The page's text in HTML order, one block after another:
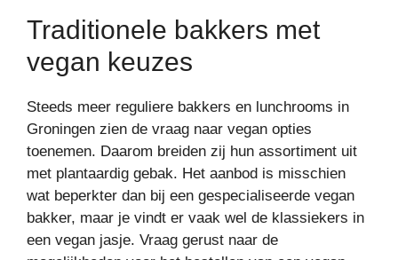
Traditionele bakkers met
vegan keuzes
Steeds meer reguliere bakkers en lunchrooms in
Groningen zien de vraag naar vegan opties
toenemen. Daarom breiden zij hun assortiment uit
met plantaardig gebak. Het aanbod is misschien
wat beperkter dan bij een gespecialiseerde vegan
bakker, maar je vindt er vaak wel de klassiekers in
een vegan jasje. Vraag gerust naar de